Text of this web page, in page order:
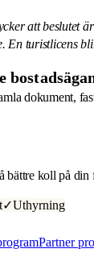
att beslutet
En turistlicens
dokument,
koll på din
✓Uthyrning
Partner